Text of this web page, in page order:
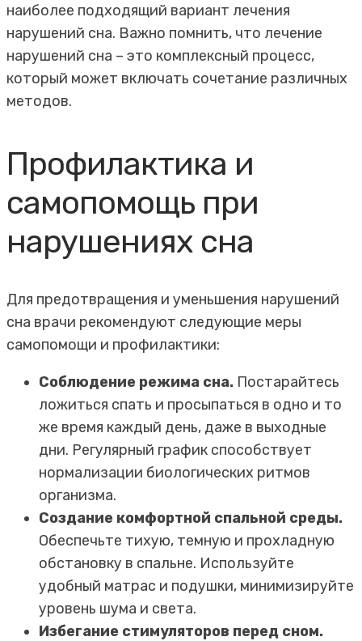
наиболее подходящий вариант лечения
нарушений сна. Важно помнить, что лечение
нарушений сна – это комплексный процесс,
который может включать сочетание различных
методов.
Профилактика и
самопомощь при
нарушениях сна
Для предотвращения и уменьшения нарушений
сна врачи рекомендуют следующие меры
самопомощи и профилактики:
Соблюдение режима сна. Постарайтесь
ложиться спать и просыпаться в одно и то
же время каждый день, даже в выходные
дни. Регулярный график способствует
нормализации биологических ритмов
организма.
Создание комфортной спальной среды.
Обеспечьте тихую, темную и прохладную
обстановку в спальне. Используйте
удобный матрас и подушки, минимизируйте
уровень шума и света.
Избегание стимуляторов перед сном.